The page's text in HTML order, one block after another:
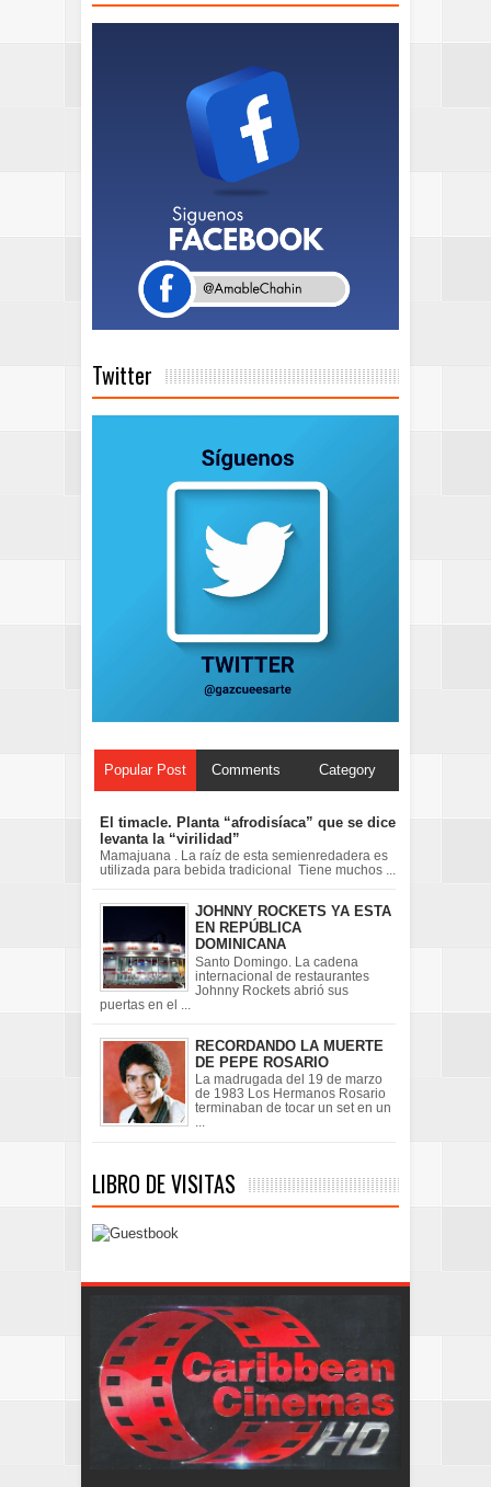
Twitter
Popular Post Comments Category
El timacle. Planta “afrodisíaca” que se dice
levanta la “virilidad”
Mamajuana . La raíz de esta semienredadera es
utilizada para bebida tradicional Tiene muchos ...
JOHNNY ROCKETS YA ESTA
EN REPÚBLICA
DOMINICANA
Santo Domingo. La cadena
internacional de restaurantes
Johnny Rockets abrió sus
puertas en el ...
RECORDANDO LA MUERTE
DE PEPE ROSARIO
La madrugada del 19 de marzo
de 1983 Los Hermanos Rosario
terminaban de tocar un set en un
...
LIBRO DE VISITAS